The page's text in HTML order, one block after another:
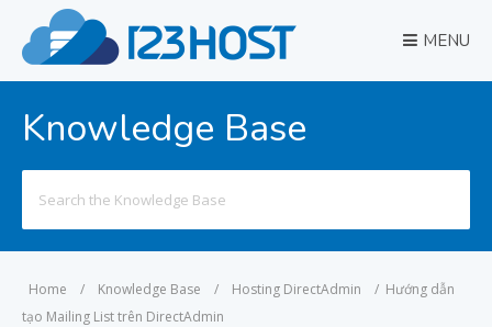
MENU
Knowledge Base
for:
Home / Knowledge Base / Hosting DirectAdmin / Hướng dẫn
tạo Mailing List trên DirectAdmin